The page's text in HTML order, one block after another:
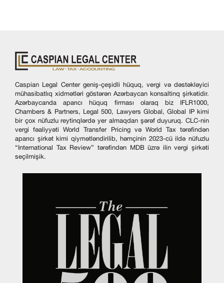
Caspian Legal Center geniş-çeşidli hüquq, vergi və dəstəkləyici
mühasibatlıq xidmətləri göstərən Azərbaycan konsaltinq şirkətidir.
Azərbaycanda aparıcı hüquq firması olaraq biz IFLR1000,
Chambers & Partners, Legal 500, Lawyers Global, Global IP kimi
bir çox nüfuzlu reytinqlərdə yer almaqdan şərəf duyuruq. CLC-nin
vergi fəaliyyəti World Transfer Pricing və World Tax tərəfindən
aparıcı şirkət kimi qiymətləndirilib, həmçinin 2023-cü ildə nüfuzlu
“International Tax Review” tərəfindən MDB üzrə ilin vergi şirkəti
seçilmişik.